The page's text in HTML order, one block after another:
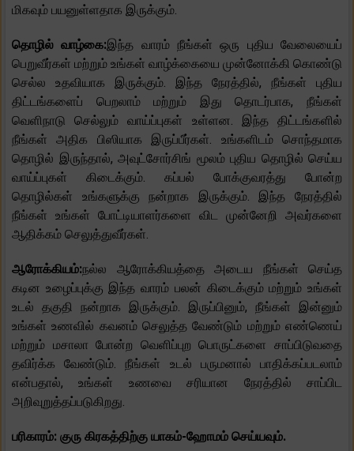
மிகவும் பயனுள்ளதாக இருக்கும்.
தொழில் வாழ்கை:இந்த வாரம் நீங்கள் ஒரு புதிய வேலையைப்
பெறுவீர்கள் மற்றும் உங்கள் வாழ்க்கையை முன்னோக்கி கொண்டு
செல்ல உதவியாக இருக்கும். இந்த நேரத்தில், நீங்கள் புதிய
திட்டங்களைப் பெறலாம் மற்றும் இது தொடர்பாக, நீங்கள்
வெளிநாடு செல்லும் வாய்ப்புகள் உள்ளன. இந்த திட்டங்களில்
நீங்கள் அதிக பிஸியாக இருப்பீர்கள். உங்களிடம் சொந்தமாக
தொழில் இருந்தால், அவுட்சோர்சிங் மூலம் புதிய தொழில் செய்ய
வாய்ப்புகள் கிடைக்கும். கப்பல் போக்குவரத்து போன்ற
தொழில்கள் உங்களுக்கு நன்றாக இருக்கும். இந்த நேரத்தில்
நீங்கள் உங்கள் போட்டியாளர்களை விட முன்னேறி அவர்களை
ஆதிக்கம் செலுத்துவீர்கள்.
ஆரோக்கியம்:நல்ல ஆரோக்கியத்தை அடைய நீங்கள் செய்த
கடின உழைப்புக்கு இந்த வாரம் பலன் கிடைக்கும் மற்றும் உங்கள்
உடல் தகுதி நன்றாக இருக்கும். இருப்பினும், நீங்கள் இன்னும்
உங்கள் உணவில் கவனம் செலுத்த வேண்டும் மற்றும் எண்ணெய்
மற்றும் மசாலா போன்ற வெளிப்புற பொருட்களை சாப்பிடுவதை
தவிர்க்க வேண்டும். நீங்கள் உடல் பருமனால் பாதிக்கப்படலாம்
என்பதால், உங்கள் உணவை சரியான நேரத்தில் சாப்பிட
அறிவுறுத்தப்படுகிறது.
பரிகாரம்: குரு கிரகத்திற்கு யாகம்-ஹோமம் செய்யவும்.